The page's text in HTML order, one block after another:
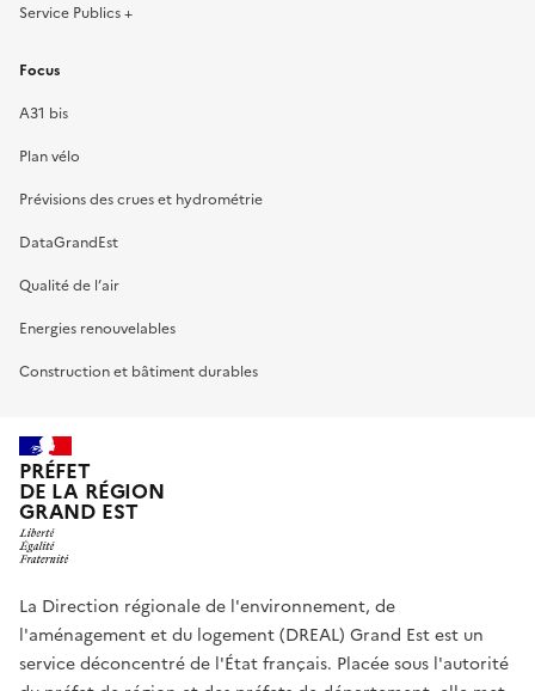
Service Publics +
Focus
A31 bis
Plan vélo
Prévisions des crues et hydrométrie
DataGrandEst
Qualité de l’air
Energies renouvelables
Construction et bâtiment durables
PRÉFET
DE LA RÉGION
GRAND EST
La Direction régionale de l'environnement, de
l'aménagement et du logement (DREAL) Grand Est est un
service déconcentré de l'État français. Placée sous l'autorité